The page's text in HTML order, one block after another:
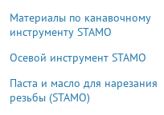
Материалы по канавочному
инструменту STAMO
Осевой инструмент STAMO
Паста и масло для нарезания
резьбы (STAMO)